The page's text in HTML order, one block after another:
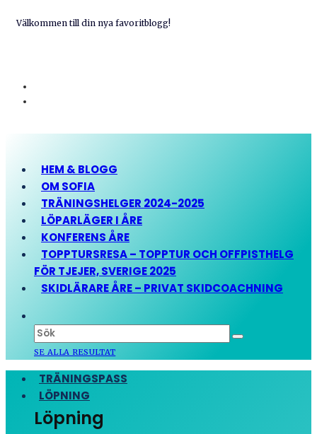
Välkommen till din nya favoritblogg!
HEM & BLOGG
OM SOFIA
TRÄNINGSHELGER 2024-2025
LÖPARLÄGER I ÅRE
KONFERENS ÅRE
TOPPTURSRESA – TOPPTUR OCH OFFPISTHELG
FÖR TJEJER, SVERIGE 2025
SKIDLÄRARE ÅRE – PRIVAT SKIDCOACHNING
SE ALLA RESULTAT
TRÄNINGSPASS
LÖPNING
Löpning